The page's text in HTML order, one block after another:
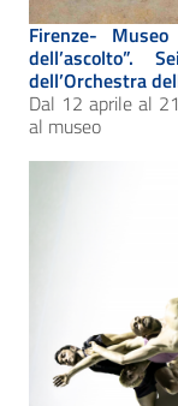
Firenze-
dell’ascolto”.
dell’Orchestra
Dal 12 aprile al
al museo